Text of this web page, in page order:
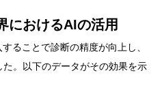
におけるAIの活用
ることで診断の精度が向上し、
。以下のデータがその効果を示